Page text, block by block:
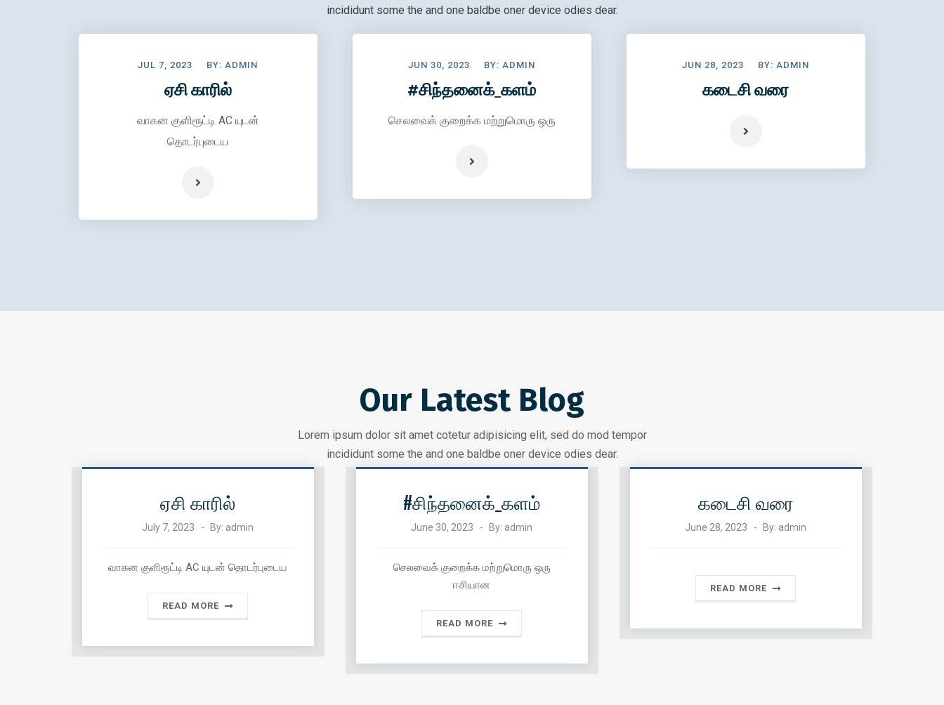
incididunt some the and one baldbe oner device odies dear.
JUL 7, 2023 BY:ADMIN
ஏசி காரில்
வாகன குளிரூட்டி AC யுடன்
தொடர்புடைய
JUN 30, 2023 BY:ADMIN
#சிந்தனைக்_களம்
செலவைக் குறைக்க மற்றுமொரு ஒரு
JUN 28, 2023 BY:ADMIN
கடைசி வரை
Our Latest Blog
Lorem ipsum dolor sit amet cotetur adipisicing elit, sed do mod tempor
incididunt some the and one baldbe oner device odies dear.
ஏசி காரில்
July 7, 2023 By: admin
வாகன குளிரூட்டி AC யுடன் தொடர்புடைய
READ MORE
#சிந்தனைக்_களம்
June 30, 2023 By: admin
செலவைக் குறைக்க மற்றுமொரு ஒரு
ஈசியான
READ MORE
கடைசி வரை
June 28, 2023 By: admin
READ MORE